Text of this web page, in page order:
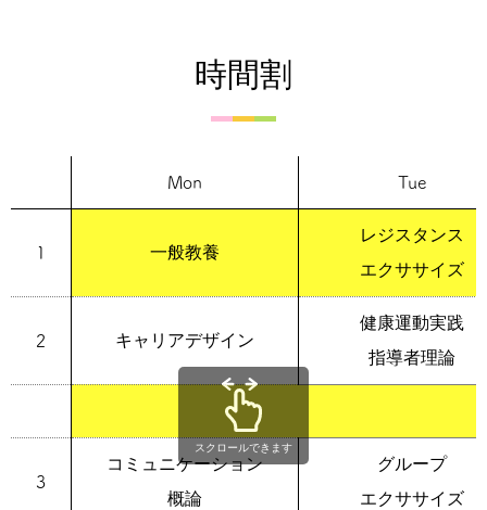
時間割
Mon Tue
1 一般教養
レジスタンス
エクササイズ
2 キャリアデザイン
健康運動実践
指導者理論
3
コミュニケーション
概論
グループ
エクササイズ
スクロールできます